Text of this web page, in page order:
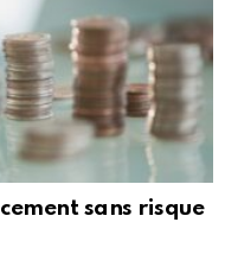
sans risque